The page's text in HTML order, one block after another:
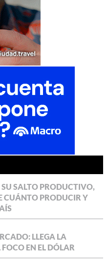
SALTO PRODUCTIVO,
CUÁNTO PRODUCIR Y
LLEGA LA
EN EL DÓLAR